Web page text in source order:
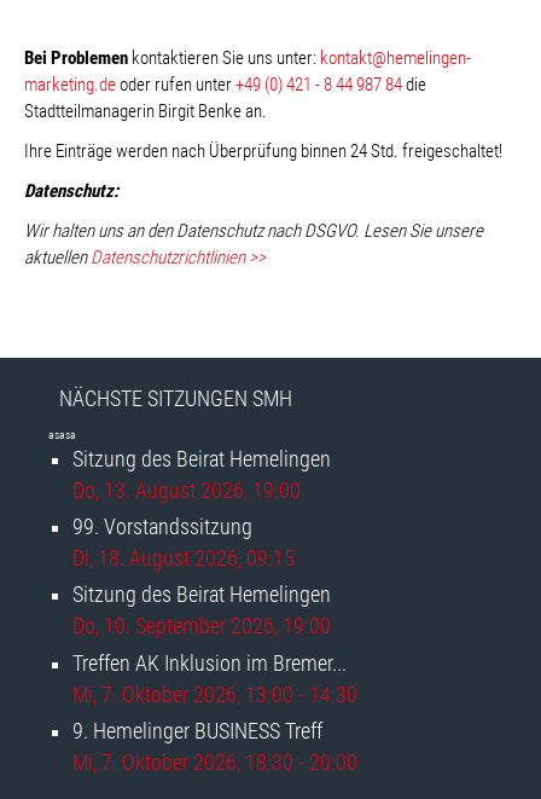
Bei Problemen kontaktieren Sie uns unter: kontakt@hemelingen-
marketing.deoder rufen unter+49 (0) 421 - 8 44 987 84die
Stadtteilmanagerin Birgit Benke an.
Ihre Einträge werden nach Überprüfung binnen 24 Std. freigeschaltet!
Datenschutz:
Wir halten uns an den Datenschutz nach DSGVO. Lesen Sie unsere
aktuellenDatenschutzrichtlinien >>
NÄCHSTE SITZUNGEN SMH
asasa
Sitzung des Beirat Hemelingen
Do, 13. August 2026, 19:00
99. Vorstandssitzung
Di, 18. August 2026, 09:15
Sitzung des Beirat Hemelingen
Do, 10. September 2026, 19:00
Treffen AK Inklusion im Bremer...
Mi, 7. Oktober 2026, 13:00 - 14:30
9. Hemelinger BUSINESS Treff
Mi, 7. Oktober 2026, 18:30 - 20:00